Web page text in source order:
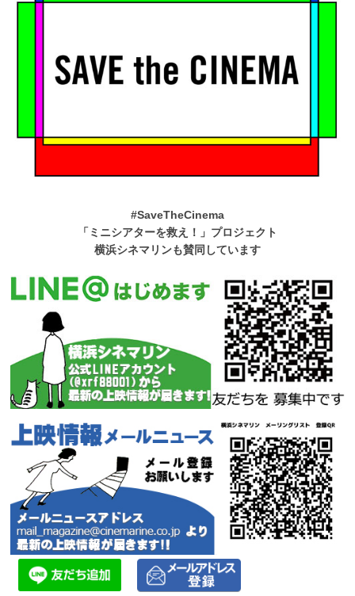
#SaveTheCinema
「ミニシアターを救え！」プロジェクト
横浜シネマリンも賛同しています